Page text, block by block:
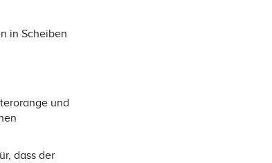
in Scheiben
und
dass der